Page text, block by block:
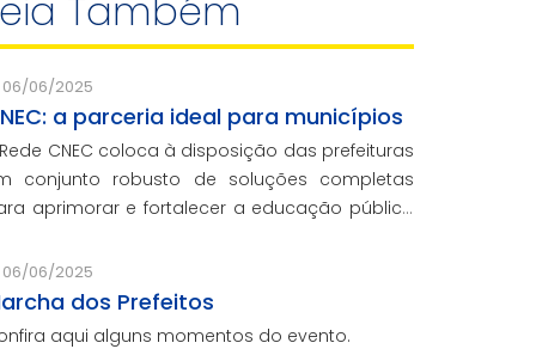
Também
06/06/2025
a parceria ideal para municípios
CNEC coloca à disposição das prefeituras
conjunto robusto de soluções completas
aprimorar e fortalecer a educação pública
para os municípios que não
da Marcha dos Prefeitos
06/06/2025
dos Prefeitos
aqui alguns momentos do evento.